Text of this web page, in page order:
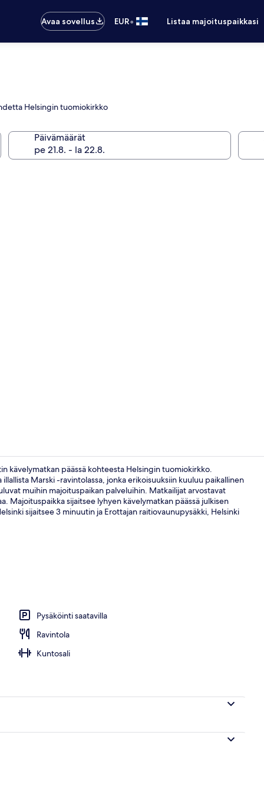
Avaa sovellus EUR• Listaa majoituspaikkasi
Helsingin tuomiokirkko
Päivämäärät
Kylpylä
kävelymatkan päässä kohteesta Helsingin tuomiokirkko.
Marski -ravintolassa, jonka erikoisuuksiin kuuluu paikallinen
muihin majoituspaikan palveluihin. Matkailijat arvostavat
Majoituspaikka sijaitsee lyhyen kävelymatkan päässä julkisen
sijaitsee 3 minuutin ja Erottajan raitiovaunupysäkki, Helsinki
Pysäköinti saatavilla
Ravintola
Kuntosali